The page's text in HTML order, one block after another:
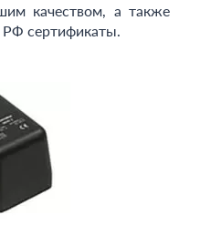
качеством, а также
сертификаты.